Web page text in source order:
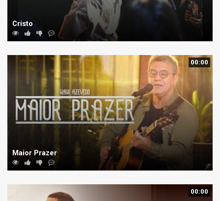
Cristo
Maior Prazer
00:00
00:00